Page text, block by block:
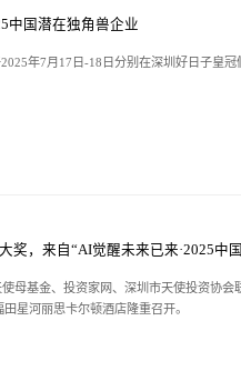
中国潜在独角兽企业
年7月17日-18日分别在深圳好日子皇
奖，来自“AI觉醒未来已来·2025中
母基金、投资家网、深圳市天使投资协
星河丽思卡尔顿酒店隆重召开。